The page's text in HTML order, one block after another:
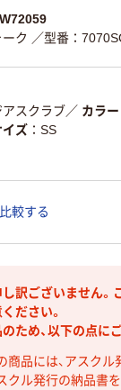
ク ／型番：
アスクラブ／ カラー
イズ
SS
較する
訳ございません。
ださい。
ため、以下の点に
商品には、アスク
クル発行の納品書